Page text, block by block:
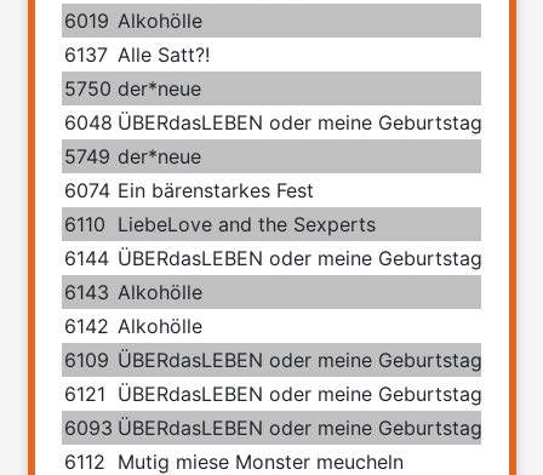
6019 Alkohölle
6137 Alle Satt?!
5750 der*neue
6048 ÜBERdasLEBEN oder meine Geburtstage mit
5749 der*neue
6074 Ein bärenstarkes Fest
6110 LiebeLove and the Sexperts
6144 ÜBERdasLEBEN oder meine Geburtstage mit
6143 Alkohölle
6142 Alkohölle
6109 ÜBERdasLEBEN oder meine Geburtstage mit
6121 ÜBERdasLEBEN oder meine Geburtstage mit
6093 ÜBERdasLEBEN oder meine Geburtstage mit
6112 Mutig miese Monster meucheln